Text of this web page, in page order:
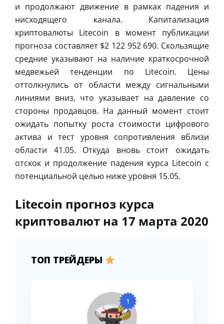
и продолжают движение в рамках падения и
нисходящего канала. Капитализация
криптовалюты Litecoin в момент публикации
прогноза составляет $2 122 952 690. Скользящие
средние указывают на наличие краткосрочной
медвежьей тенденции по Litecoin. Цены
оттолкнулись от области между сигнальными
линиями вниз, что указывает на давление со
стороны продавцов. На данный момент стоит
ожидать попытку роста стоимости цифрового
актива и тест уровня сопротивления вблизи
области 41.05. Откуда вновь стоит ожидать
отскок и продолжение падения курса Litecoin с
потенциальной целью ниже уровня 15.05.
Litecoin прогноз курса
криптовалют на 17 марта 2020
ТОП ТРЕЙДЕРЫ
1